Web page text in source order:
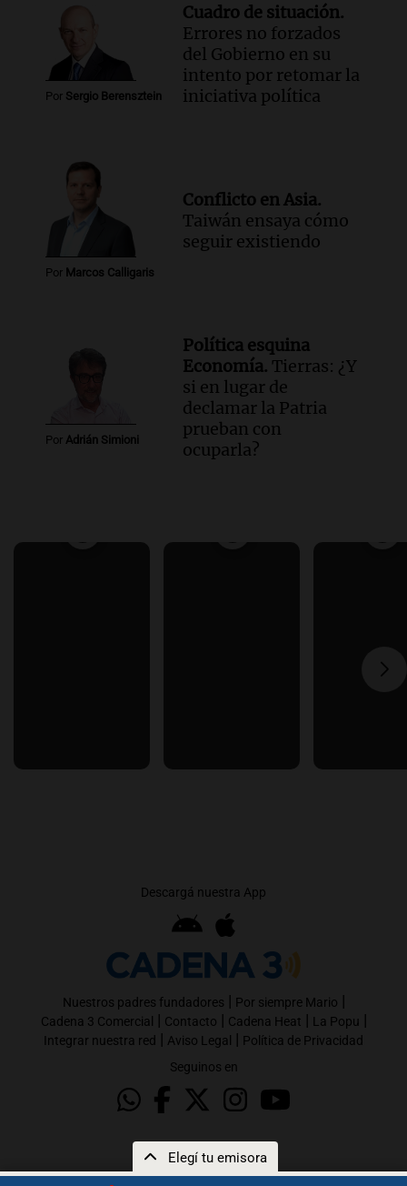
Elegí tu emisora
Por Sergio Berensztein
Cuadro de situación.
Errores no forzados
del Gobierno en su
intento por retomar la
iniciativa política
Por Marcos Calligaris
Conflicto en Asia.
Taiwán ensaya cómo
seguir existiendo
Por Adrián Simioni
Política esquina
Economía. Tierras: ¿Y
si en lugar de
declamar la Patria
prueban con
ocuparla?
Descargá nuestra App
Nuestros padres fundadores | Por siempre Mario |
Cadena 3 Comercial | Contacto | Cadena Heat | La Popu |
Integrar nuestra red | Aviso Legal | Política de Privacidad
Seguinos en